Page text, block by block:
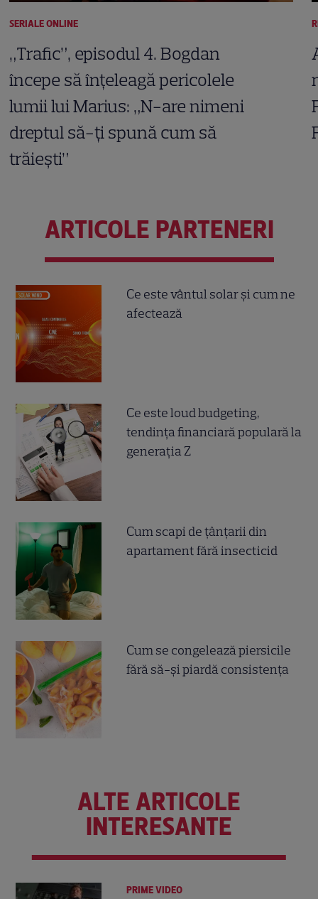
SERIALE ONLINE
„Trafic”, episodul 4. Bogdan
începe să înțeleagă pericolele
lumii lui Marius: „N-are nimeni
dreptul să-ți spună cum să
trăiești”
ARTICOLE PARTENERI
Ce este vântul solar și cum ne
afectează
Ce este loud budgeting,
tendința financiară populară la
generația Z
Cum scapi de țânțarii din
apartament fără insecticid
Cum se congelează piersicile
fără să-și piardă consistența
ALTE ARTICOLE
INTERESANTE
PRIME VIDEO